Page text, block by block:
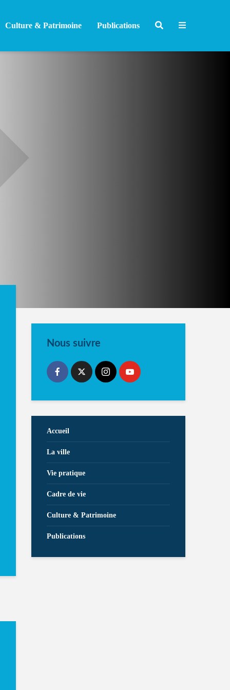
Culture & Patrimoine Publications
Nous suivre
Accueil
La ville
Vie pratique
Cadre de vie
Culture & Patrimoine
Publications